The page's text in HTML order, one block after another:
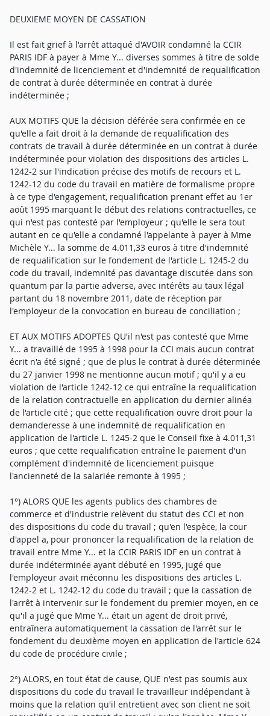
DEUXIEME MOYEN DE CASSATION
Il est fait grief à l'arrêt attaqué d'AVOIR condamné la CCIR
PARIS IDF à payer à Mme Y... diverses sommes à titre de solde
d'indemnité de licenciement et d'indemnité de requalification
de contrat à durée déterminée en contrat à durée
indéterminée ;
AUX MOTIFS QUE la décision déférée sera confirmée en ce
qu'elle a fait droit à la demande de requalification des
contrats de travail à durée déterminée en un contrat à durée
indéterminée pour violation des dispositions des articles L.
1242-2 sur l'indication précise des motifs de recours et L.
1242-12 du code du travail en matière de formalisme propre
à ce type d'engagement, requalification prenant effet au 1er
août 1995 marquant le début des relations contractuelles, ce
qui n'est pas contesté par l'employeur ; qu'elle le sera tout
autant en ce qu'elle a condamné l'appelante à payer à Mme
Michèle Y... la somme de 4.011,33 euros à titre d'indemnité
de requalification sur le fondement de l'article L. 1245-2 du
code du travail, indemnité pas davantage discutée dans son
quantum par la partie adverse, avec intérêts au taux légal
partant du 18 novembre 2011, date de réception par
l'employeur de la convocation en bureau de conciliation ;
ET AUX MOTIFS ADOPTES QU'il n'est pas contesté que Mme
Y... a travaillé de 1995 à 1998 pour la CCI mais aucun contrat
écrit n'a été signé ; que de plus le contrat à durée déterminée
du 27 janvier 1998 ne mentionne aucun motif ; qu'il y a eu
violation de l'article 1242-12 ce qui entraîne la requalification
de la relation contractuelle en application du dernier alinéa
de l'article cité ; que cette requalification ouvre droit pour la
demanderesse à une indemnité de requalification en
application de l'article L. 1245-2 que le Conseil fixe à 4.011,31
euros ; que cette requalification entraîne le paiement d'un
complément d'indemnité de licenciement puisque
l'ancienneté de la salariée remonte à 1995 ;
1°) ALORS QUE les agents publics des chambres de
commerce et d'industrie relèvent du statut des CCI et non
des dispositions du code du travail ; qu'en l'espèce, la cour
d'appel a, pour prononcer la requalification de la relation de
travail entre Mme Y... et la CCIR PARIS IDF en un contrat à
durée indéterminée ayant débuté en 1995, jugé que
l'employeur avait méconnu les dispositions des articles L.
1242-2 et L. 1242-12 du code du travail ; que la cassation de
l'arrêt à intervenir sur le fondement du premier moyen, en ce
qu'il a jugé que Mme Y... était un agent de droit privé,
entraînera automatiquement la cassation de l'arrêt sur le
fondement du deuxième moyen en application de l'article 624
du code de procédure civile ;
2°) ALORS, en tout état de cause, QUE n'est pas soumis aux
dispositions du code du travail le travailleur indépendant à
moins que la relation qu'il entretient avec son client ne soit